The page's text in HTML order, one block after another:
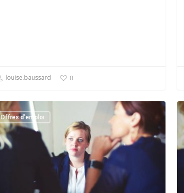
louise.baussard 0
Offres d'emploi